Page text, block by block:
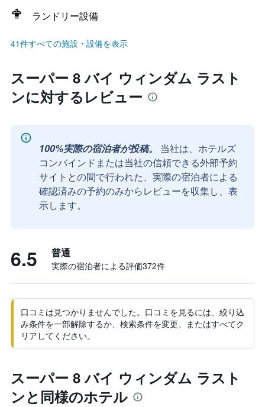
ランドリー設備
41件すべての施設・設備を表示
スーパー 8 バイ ウィンダム ラスト
ンに対するレビュー
100%実際の宿泊者が投稿。
当社は、ホテルズ
コンバインドまたは当社の信頼できる外部予約
サイトとの間で行われた、実際の宿泊者による
確認済みの予約のみからレビューを収集し、表
示します。
6.5 普通
実際の宿泊者による評価372​件
口コミは見つかりませんでした。口コミを見るには、絞り込
み条件を一部解除するか、検索条件を変更、またはすべてク
リアしてください。
スーパー 8 バイ ウィンダム ラスト
ンと同様のホテル